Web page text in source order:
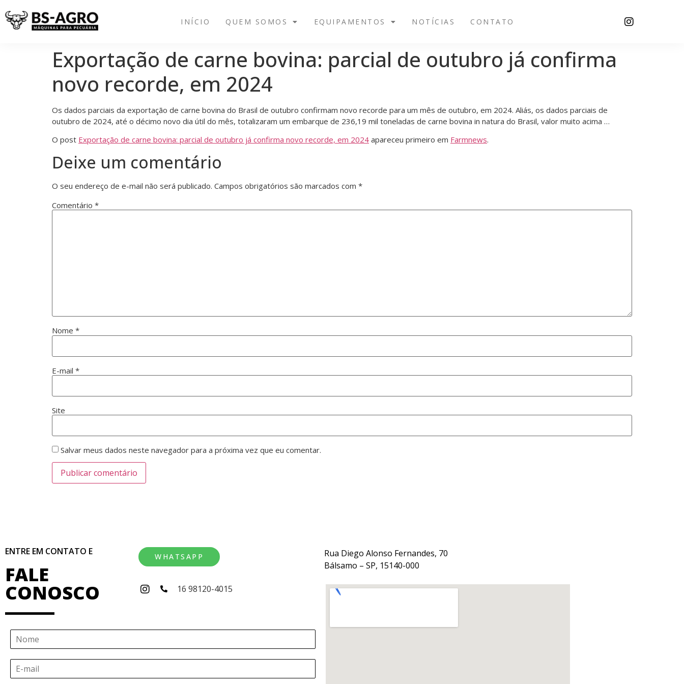
INÍCIO QUEM SOMOS EQUIPAMENTOS NOTÍCIAS CONTATO
Exportação de carne bovina: parcial de outubro já confirma
novo recorde, em 2024
Os dados parciais da exportação de carne bovina do Brasil de outubro confirmam novo recorde para um mês de outubro, em 2024. Aliás, os dados parciais de
outubro de 2024, até o décimo novo dia útil do mês, totalizaram um embarque de 236,19 mil toneladas de carne bovina in natura do Brasil, valor muito acima …
O post Exportação de carne bovina: parcial de outubro já confirma novo recorde, em 2024 apareceu primeiro em Farmnews.
Deixe um comentário
O seu endereço de e-mail não será publicado. Campos obrigatórios são marcados com *
Comentário *
Nome *
E-mail *
Site
Salvar meus dados neste navegador para a próxima vez que eu comentar.
ENTRE EM CONTATO E
FALE
CONOSCO
WHATSAPP
16 98120-4015
Rua Diego Alonso Fernandes, 70
Bálsamo – SP, 15140-000
N
E